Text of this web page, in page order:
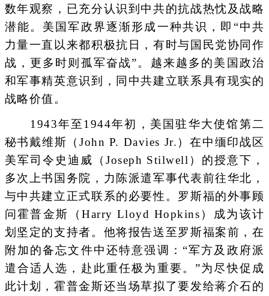
数年观察，已充分认识到中共的抗战热忱及战略
潜能。美国军政界逐渐形成一种共识，即“中共
力量一直以来都积极抗日，有时与国民党协同作
战，更多时则孤军奋战”。越来越多的美国政治
和军事精英意识到，同中共建立联系具有现实的
战略价值。
1943年至1944年初，美国驻华大使馆第二
秘书戴维斯（John P. Davies Jr.）在中缅印战区
美军司令史迪威（Joseph Stilwell）的授意下，
多次上书国务院，力陈派遣军事代表前往华北，
与中共建立正式联系的必要性。罗斯福的外事顾
问霍普金斯（Harry Lloyd Hopkins）成为该计
划坚定的支持者。他将报告送至罗斯福案前，在
附加的备忘文件中还特意强调：“军方及政府派
遣合适人选，赴此重任极为重要。”为尽快促成
此计划，霍普金斯还当场草拟了要发给蒋介石的